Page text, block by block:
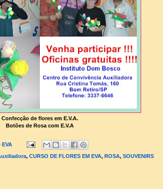
Confecção de flores em E.V.A.
Botões de Rosa com E.V.A
, CURSO DE FLORES EM EVA, ROSA, SOUVENIRS